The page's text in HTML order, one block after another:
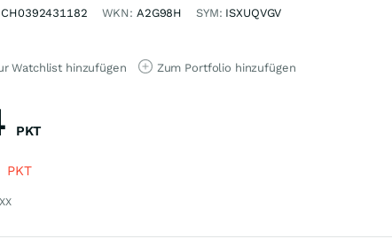
CH0392431182 WKN: A2G98H SYM: ISXUQVGV
Watchlist hinzufügen Zum Portfolio hinzufügen
PKT
PKT